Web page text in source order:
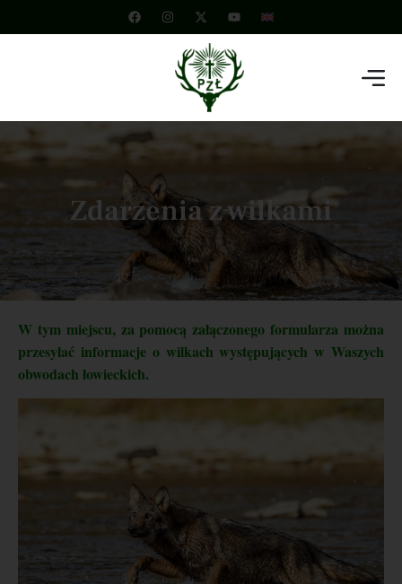
Zdarzenia z wilkami
W tym miejscu, za pomocą załączonego formularza można
przesyłać informacje o wilkach występujących w Waszych
obwodach łowieckich.